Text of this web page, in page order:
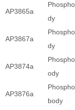
AP3865a
dy
AP3867a
dy
AP3874a
ody
AP3876a
body